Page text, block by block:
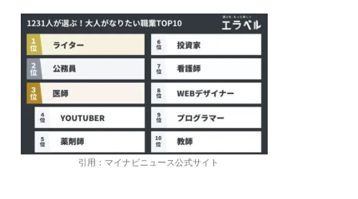
引用：マイナビニュース公式サイト